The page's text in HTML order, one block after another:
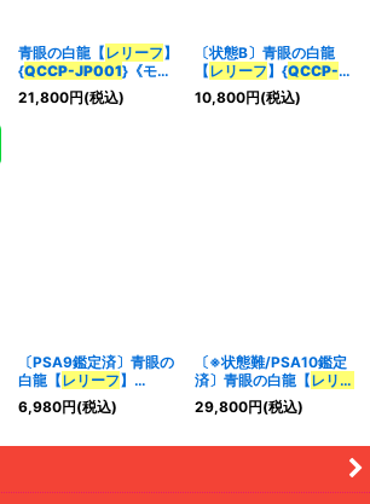
青眼の白龍【レリーフ】
{QCCP-JP001}《モン
スター》
21,800円(税込)
〔状態B〕青眼の白龍
【レリーフ】{QCCP-
JP001}《モンスター》
10,800円(税込)
〔PSA9鑑定済〕青眼の
白龍【レリーフ】
{QCCP-JP001
スター》
6,980円(税込)
〔※状態難/PSA10鑑定
済〕青眼の白龍【レリー
フ】{QCCP-JP001
《モンスター》
29,800円(税込)